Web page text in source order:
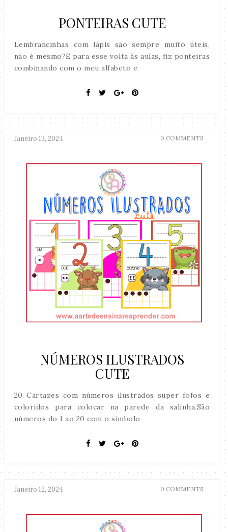
PONTEIRAS CUTE
Lembrancinhas com lápis são sempre muito úteis,
não é mesmo?E para esse volta às aulas, fiz ponteiras
combinando com o meu alfabeto e
Janeiro 13, 2024 0 COMMENTS
NÚMEROS ILUSTRADOS
CUTE
20 Cartazes com números ilustrados super fofos e
coloridos para colocar na parede da salinha.São
números do 1 ao 20 com o símbolo
Janeiro 12, 2024 0 COMMENTS